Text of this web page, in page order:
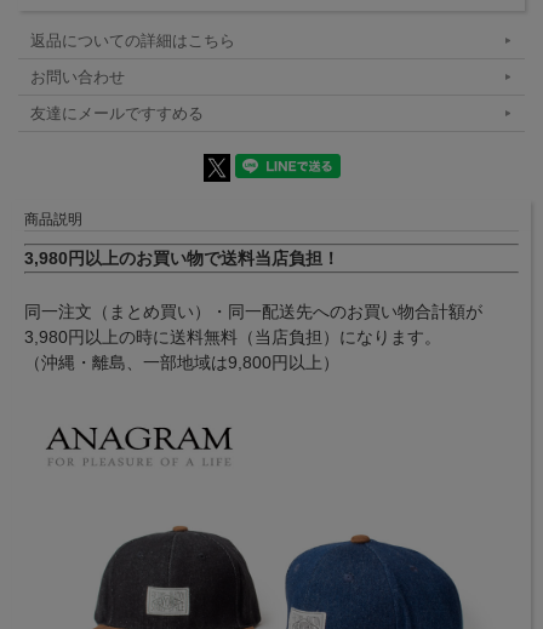
返品についての詳細はこちら
お問い合わせ
友達にメールですすめる
商品説明
3,980円以上のお買い物で送料当店負担！
同一注文（まとめ買い）・同一配送先へのお買い物合計額が
3,980円以上の時に送料無料（当店負担）になります。
（沖縄・離島、一部地域は9,800円以上）